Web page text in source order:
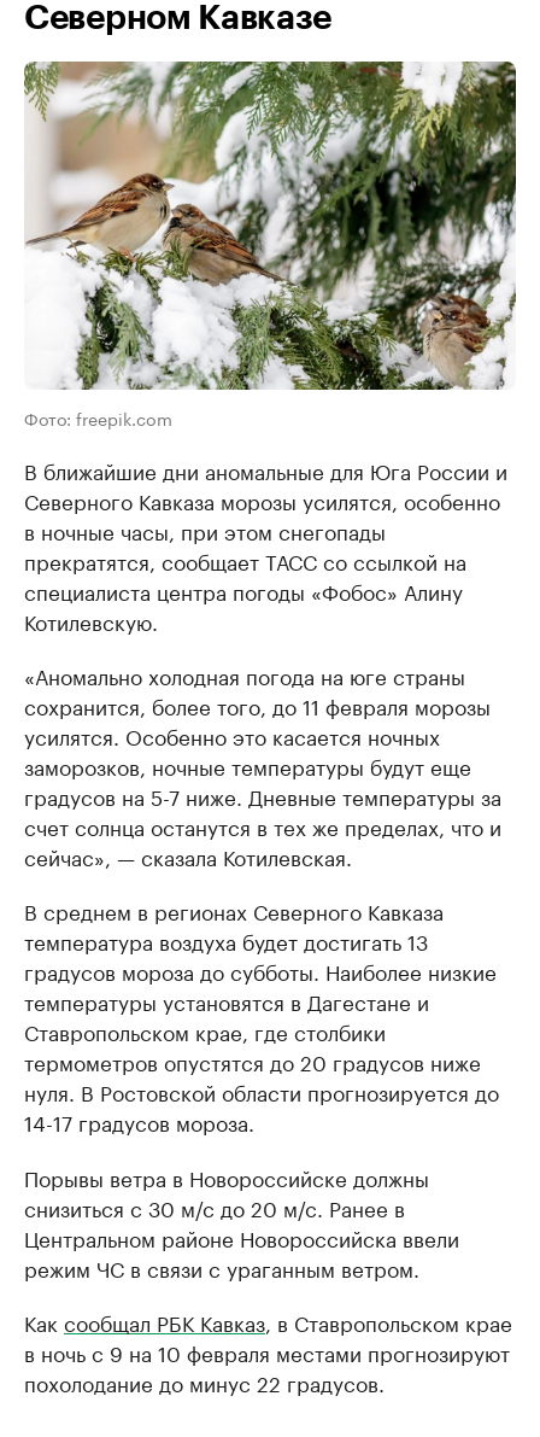
Северном Кавказе
Фото: freepik.com
В ближайшие дни аномальные для Юга России и
Северного Кавказа морозы усилятся, особенно
в ночные часы, при этом снегопады
прекратятся, сообщает ТАСС со ссылкой на
специалиста центра погоды «Фобос» Алину
Котилевскую.
«Аномально холодная погода на юге страны
сохранится, более того, до 11 февраля морозы
усилятся. Особенно это касается ночных
заморозков, ночные температуры будут еще
градусов на 5-7 ниже. Дневные температуры за
счет солнца останутся в тех же пределах, что и
сейчас», — сказала Котилевская.
В среднем в регионах Северного Кавказа
температура воздуха будет достигать 13
градусов мороза до субботы. Наиболее низкие
температуры установятся в Дагестане и
Ставропольском крае, где столбики
термометров опустятся до 20 градусов ниже
нуля. В Ростовской области прогнозируется до
14-17 градусов мороза.
Порывы ветра в Новороссийске должны
снизиться с 30 м/с до 20 м/с. Ранее в
Центральном районе Новороссийска ввели
режим ЧС в связи с ураганным ветром.
Как сообщал РБК Кавказ , в Ставропольском крае
в ночь с 9 на 10 февраля местами прогнозируют
похолодание до минус 22 градусов.